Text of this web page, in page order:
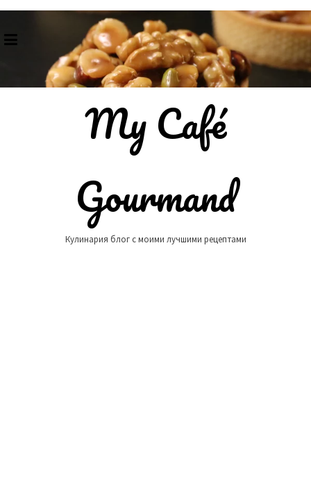
content
My Café
Gourmand
Кулинария блог с моими лучшими рецептами